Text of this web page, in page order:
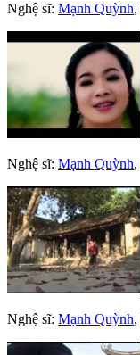
Nghệ sĩ: Mạnh Quỳnh,
Nghệ sĩ: Mạnh Quỳnh,
Nghệ sĩ: Mạnh Quỳnh,